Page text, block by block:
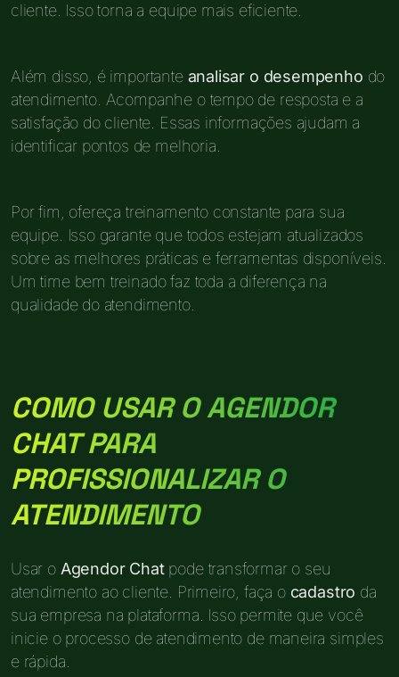
cliente. Isso torna a equipe mais eficiente.
Além disso, é importante analisar o desempenho do
atendimento. Acompanhe o tempo de resposta e a
satisfação do cliente. Essas informações ajudam a
identificar pontos de melhoria.
Por fim, ofereça treinamento constante para sua
equipe. Isso garante que todos estejam atualizados
sobre as melhores práticas e ferramentas disponíveis.
Um time bem treinado faz toda a diferença na
qualidade do atendimento.
COMO USAR O AGENDOR
CHAT PARA
PROFISSIONALIZAR O
ATENDIMENTO
Usar o Agendor Chatpode transformar o seu
atendimento ao cliente. Primeiro, faça o cadastro da
sua empresa na plataforma. Isso permite que você
inicie o processo de atendimento de maneira simples
e rápida.